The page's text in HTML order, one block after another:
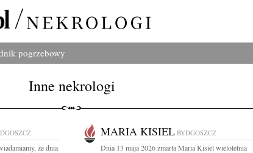
pogrzebowy
Inne nekrologi
że dnia
MARIA KISIEL BYDGOSZCZ
Dnia 13 maja 2026 zmarła Maria Kisiel wieloletnia